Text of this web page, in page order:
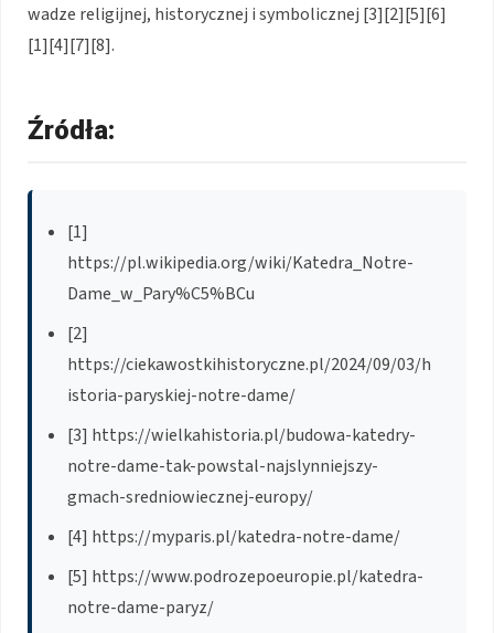
wadze religijnej, historycznej i symbolicznej [3][2][5][6]
[1][4][7][8].
Źródła:
[1]
https://pl.wikipedia.org/wiki/Katedra_Notre-
Dame_w_Pary%C5%BCu
[2]
https://ciekawostkihistoryczne.pl/2024/09/03/h
istoria-paryskiej-notre-dame/
[3] https://wielkahistoria.pl/budowa-katedry-
notre-dame-tak-powstal-najslynniejszy-
gmach-sredniowiecznej-europy/
[4] https://myparis.pl/katedra-notre-dame/
[5] https://www.podrozepoeuropie.pl/katedra-
notre-dame-paryz/